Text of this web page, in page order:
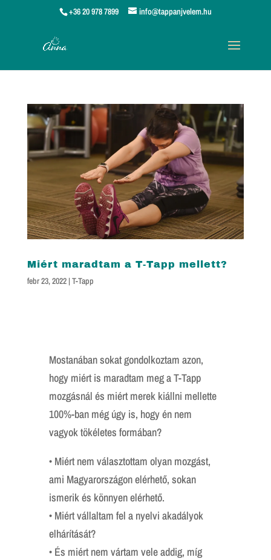
+36 20 978 7899 info@tappanjvelem.hu
Miért maradtam a T-Tapp mellett?
febr 23, 2022| T-Tapp
Mostanában sokat gondolkoztam azon,
hogy miért is maradtam meg a T-Tapp
mozgásnál és miért merek kiállni mellette
100%-ban még úgy is, hogy én nem
vagyok tökéletes formában?
• Miért nem választottam olyan mozgást,
ami Magyarországon elérhető, sokan
ismerik és könnyen elérhető.
• Miért vállaltam fel a nyelvi akadályok
elhárítását?
• És miért nem vártam vele addig, míg